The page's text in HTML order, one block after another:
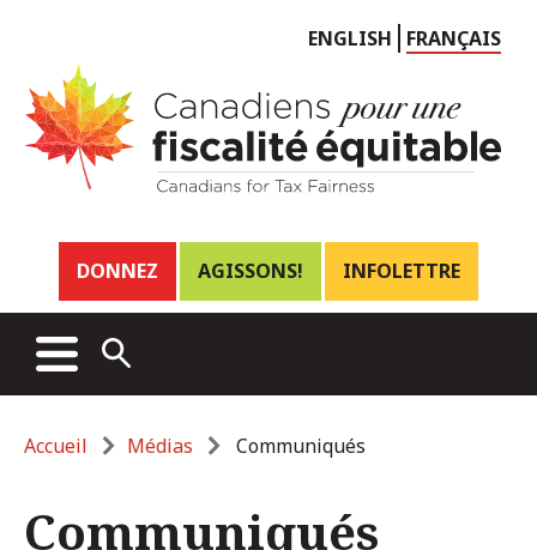
Choose
language
ENGLISH FRANÇAIS
Header
links
DONNEZ AGISSONS! INFOLETTRE
Main
menu
MENUOPEN
SEARCH
Breadcrumb
Accueil Médias Communiqués
Communiqués